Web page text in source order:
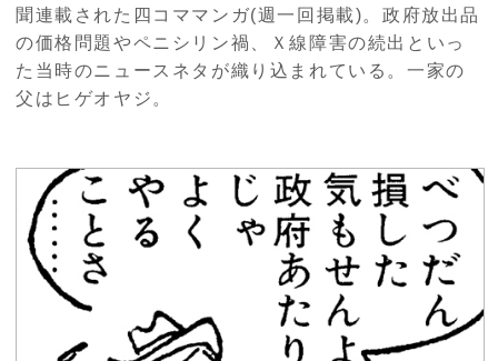
聞連載された四コママンガ(週一回掲載)。政府放出品
の価格問題やペニシリン禍、Ｘ線障害の続出といっ
た当時のニュースネタが織り込まれている。一家の
父はヒゲオヤジ。